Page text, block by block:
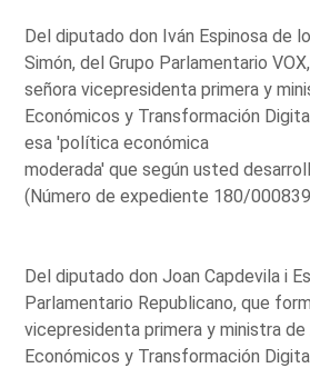
Del diputado don Iván Espinosa de
Simón, del Grupo Parlamentario
señora vicepresidenta primera y
Económicos y Transformación
esa 'política económica
moderada' que según usted
(Número de expediente 180/
Del diputado don Joan Capdevila i
Parlamentario Republicano, que
vicepresidenta primera y ministra
Económicos y Transformación